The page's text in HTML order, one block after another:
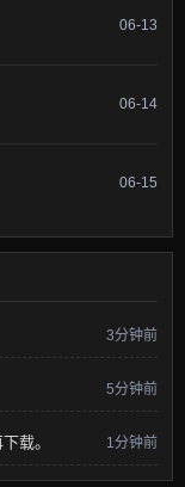
06-13
06-14
06-15
3分钟前
5分钟前
载。 1分钟前